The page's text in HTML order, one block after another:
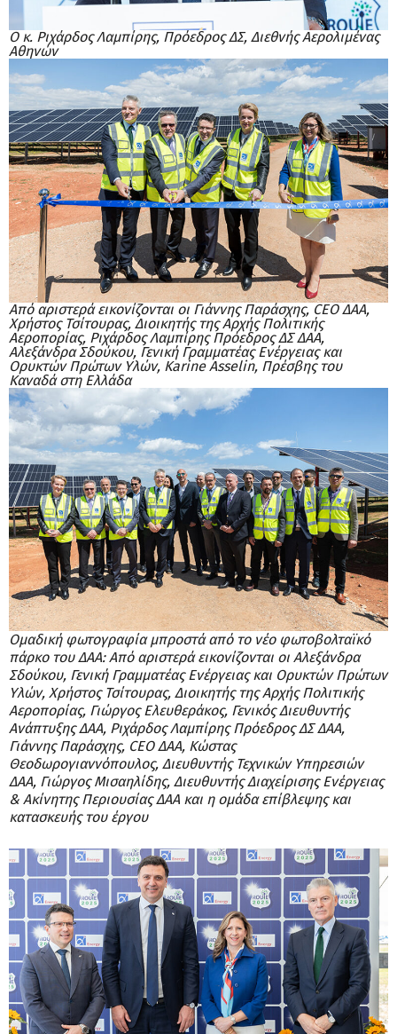
Ο κ. Ριχάρδος Λαμπίρης, Πρόεδρος ΔΣ, Διεθνής Αερολιμένας
Αθηνών
Από αριστερά εικονίζονται οι Γιάννης Παράσχης, CEO ΔΑΑ,
Χρήστος Τσίτουρας, Διοικητής της Αρχής Πολιτικής
Αεροπορίας, Ριχάρδος Λαμπίρης Πρόεδρος ΔΣ ΔΑΑ,
Αλεξάνδρα Σδούκου, Γενική Γραμματέας Ενέργειας και
Ορυκτών Πρώτων Υλών, Karine Asselin, Πρέσβης του
Καναδά στη Ελλάδα
Ομαδική φωτογραφία μπροστά από το νέο φωτοβολταϊκό
πάρκο του ΔΑΑ: Από αριστερά εικονίζονται οι Αλεξάνδρα
Σδούκου, Γενική Γραμματέας Ενέργειας και Ορυκτών Πρώτων
Υλών, Χρήστος Τσίτουρας, Διοικητής της Αρχής Πολιτικής
Αεροπορίας, Γιώργος Ελευθεράκος, Γενικός Διευθυντής
Ανάπτυξης ΔΑΑ, Ριχάρδος Λαμπίρης Πρόεδρος ΔΣ ΔΑΑ,
Γιάννης Παράσχης, CEO ΔΑΑ, Κώστας
Θεοδωρογιαννόπουλος, Διευθυντής Τεχνικών Υπηρεσιών
ΔΑΑ, Γιώργος Μισαηλίδης, Διευθυντής Διαχείρισης Ενέργειας
& Ακίνητης Περιουσίας ΔΑΑ και η ομάδα επίβλεψης και
κατασκευής του έργου